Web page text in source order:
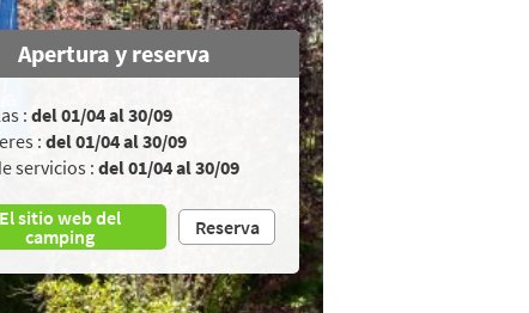
Apertura y reserva
:del 01/04 al 30/09
:del 01/04 al 30/09
servicios : del 01/04 al 30/09
El sitio web del
camping
Reserva